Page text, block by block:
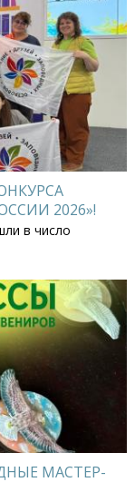
2026»!
в число
МАСТЕР-